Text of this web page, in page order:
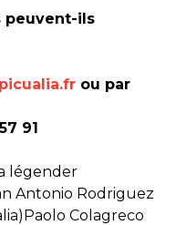
peuvent-ils
ou par
91
légender
Antonio Rodriguez
Colagreco